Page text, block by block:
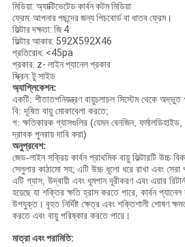
মিডিয়া: অ্যাক্টিভেটেড কার্বন কটম মিডিয়া
ফ্রেম: আপনার পছন্দের জন্য পিচবোর্ড বা ধাতব ফ্রেম।
ফিল্টার দক্ষতা: জি 4
ফিল্টার আকার: 592X592X46
প্রতিরোধ: <45pa
প্রকার: z- লাইন প্যানেল প্রকার
স্ক্রিন: টু সাইড
অ্যাপ্লিকেশন:
একটি: শীতাতপনিয়ন্ত্রণ বায়ুচলাচল সিস্টেম থেকে
বি: দূষিত বায়ু মোকাবেলা করতে;
গ: ক্ষতিকারক গ্যাসগুলির (যেমন বেনজিন,
দ্রাবক পুনরায় দাবি করা)
অনুপ্রবেশ:
জেড-লাইন সক্রিয় কার্বন প্রাথমিক বায়ু ফিল্টারটি উচ্চ
সেলুলার কাঠামো সহ; এটি উচ্চ ধূলো ধরে রাখা এবং
এটি গ্যাস, উদ্বায়ী এবং ধূমপান দূরীকরণ এবং এয়ার
হয়েছে যা শক্তির ক্ষতি হ্রাস করতে পারে, কার্বন প্যানেল
উপযুক্ত। বৃহত নির্দিষ্ট ক্ষেত্র এবং শক্তিশালী শোষণ
করতে এবং বায়ু পরিষ্কার করতে পারে।
মাত্রা এবং পরামিতি: